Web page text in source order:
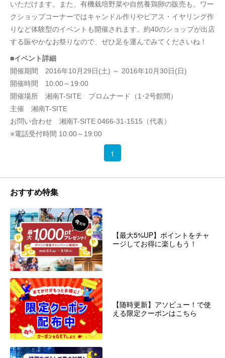
いただけます。また、有機栽培野菜や自然養鶏卵の販売も。ワー
クショップコーナーではキャンドル作りやピアス・イヤリング作
りなど体験型のイベントも開催されます。約40のショップが出店
する賑やかなお祭りなので、ぜひ足を運んでみてくださいね！
■イベント詳細
開催期間 2016年10月29日(土) ～ 2016年10月30日(日)
開催時間 10:00～19:00
開催場所 湘南T-SITE プロムナード（1･2号館間）
主催 湘南T-SITE
お問い合わせ 湘南T-SITE 0466-31-1515（代表）
※電話受付時間 10:00～19:00
1
おすすめ特集
【最大5%UP】ポイントをチャ
ージしてお得に楽しもう！
【随時更新】アソビュー！で使
える限定クーポンはこちら